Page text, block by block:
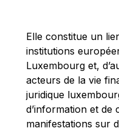
Michael
Michel
Mireille
Nobuo
Otmar Issing
Elle constitue un
institutions
Luxembourg et,
acteurs de la vie
juridique
d’information et de
manifestations sur